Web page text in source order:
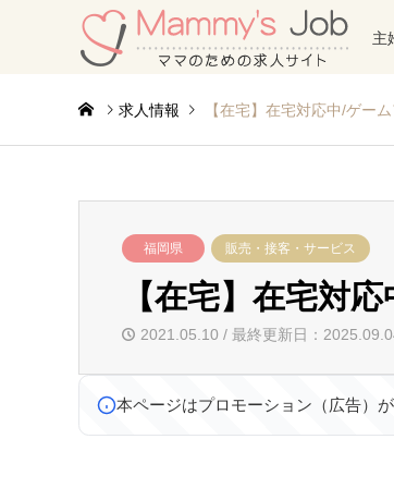
主
求人情報 【在宅】在宅対応中/ゲー
福岡県 販売・接客・サービス
【在宅】在宅対
2021.05.10 / 最終更新日：
本ページはプロモーション（広告）が